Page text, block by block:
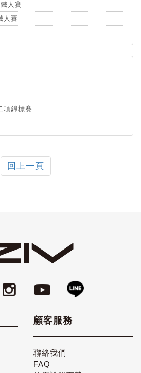
人賽
人賽
項錦標賽
回上一頁
顧客服務
聯絡我們
FAQ